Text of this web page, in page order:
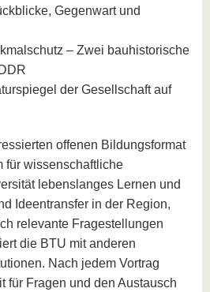
Gegenwart und
– Zwei bauhistorische
der Gesellschaft auf
offenen Bildungsformat
für wissenschaftliche
lebenslanges Lernen und
Ideentransfer in der Region,
relevante Fragestellungen
die BTU mit anderen
Nach jedem Vortrag
für Fragen und den Austausch